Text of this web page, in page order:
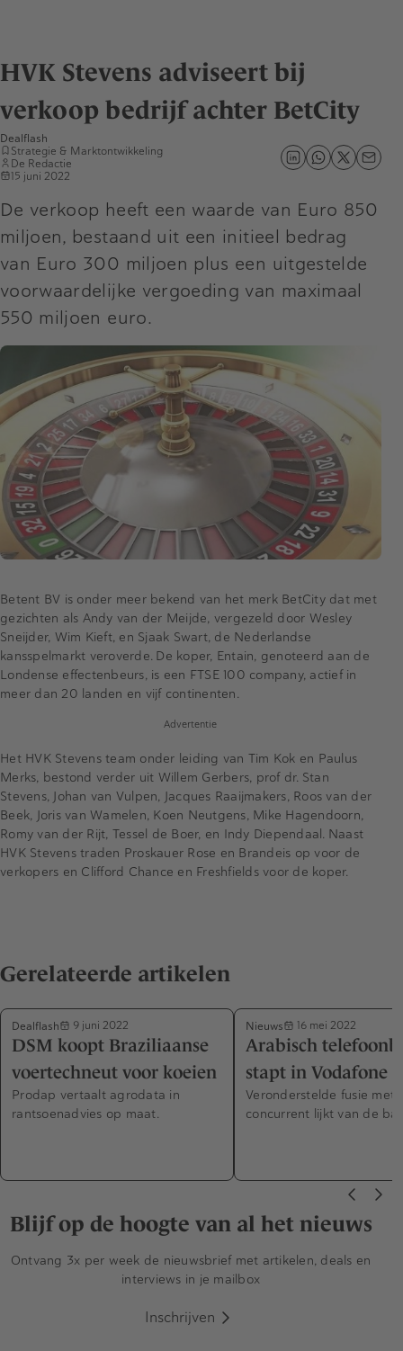
HVK Stevens adviseert bij
verkoop bedrijf achter BetCity
Dealflash
Strategie & Marktontwikkeling
De Redactie
15 juni 2022
De verkoop heeft een waarde van Euro 850
miljoen, bestaand uit een initieel bedrag
van Euro 300 miljoen plus een uitgestelde
voorwaardelijke vergoeding van maximaal
550 miljoen euro.
Betent BV is onder meer bekend van het merk BetCity dat met
gezichten als Andy van der Meijde, vergezeld door Wesley
Sneijder, Wim Kieft, en Sjaak Swart, de Nederlandse
kansspelmarkt veroverde. De koper, Entain, genoteerd aan de
Londense effectenbeurs, is een FTSE 100 company, actief in
meer dan 20 landen en vijf continenten.
Advertentie
Het HVK Stevens team onder leiding van Tim Kok en Paulus
Merks, bestond verder uit Willem Gerbers, prof dr. Stan
Stevens, Johan van Vulpen, Jacques Raaijmakers, Roos van der
Beek, Joris van Wamelen, Koen Neutgens, Mike Hagendoorn,
Romy van der Rijt, Tessel de Boer, en Indy Diependaal. Naast
HVK Stevens traden Proskauer Rose en Brandeis op voor de
verkopers en Clifford Chance en Freshfields voor de koper.
Gerelateerde artikelen
Dealflash 9 juni 2022
DSM koopt Braziliaanse
voertechneut voor koeien
Prodap vertaalt agrodata in
rantsoenadvies op maat.
Nieuws 16 mei 2022
Arabisch
stapt in Vodafone
Veronderstelde fusie met
concurrent lijkt van de
Blijf op de hoogte van al het nieuws
Ontvang 3x per week de nieuwsbrief met artikelen, deals en
interviews in je mailbox
Inschrijven